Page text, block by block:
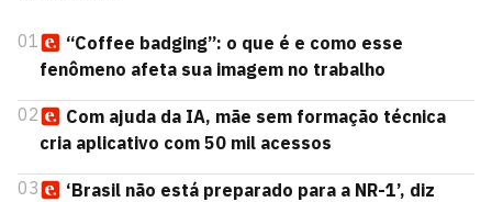
01
“Coffee badging”: o que é e como esse
fenômeno afeta sua imagem no trabalho
02
Com ajuda da IA, mãe sem formação técnica
cria aplicativo com 50 mil acessos
03
‘Brasil não está preparado para a NR-1’, diz